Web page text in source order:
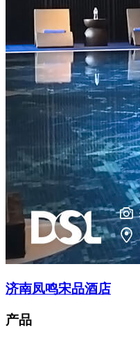
济南凤鸣宋品酒店
产品